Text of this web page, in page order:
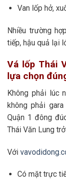
Van lốp hở,
Nhiều trường
tiếp, hậu quả lại
Vá lốp Thái
lựa chọn
Không phải lúc
không phải
Quận 1 đông
Thái Văn Lung
Với
Có mặt trực